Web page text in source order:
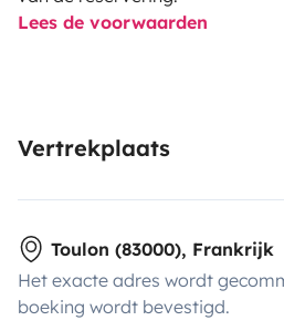
Lees de voorwaarden
Vertrekplaats
Toulon (83000), Frankrijk
Het exacte adres wordt
boeking wordt bevestigd.